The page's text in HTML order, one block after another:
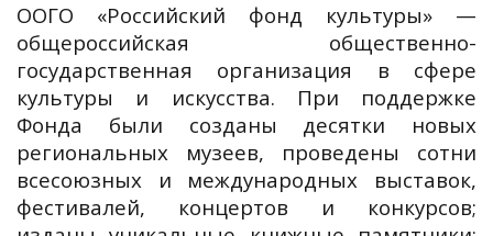
ООГО «Российский фонд культуры» —
общероссийская общественно-
государственная организация в сфере
культуры и искусства. При поддержке
Фонда были созданы десятки новых
региональных музеев, проведены сотни
всесоюзных и международных выставок,
фестивалей, концертов и конкурсов;